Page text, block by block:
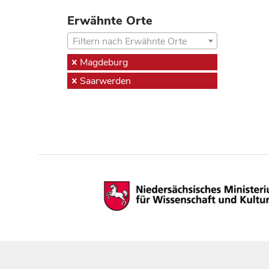
Erwähnte Orte
Filtern nach Erwähnte Orte
Magdeburg
Saarwerden